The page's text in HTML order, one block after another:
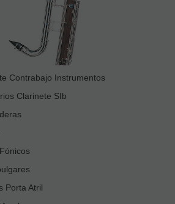
Contrabajo Instrumentos
Clarinete SIb
Porta Atril